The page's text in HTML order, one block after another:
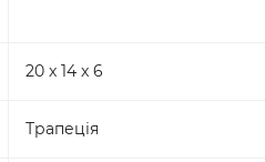
20 x 14 x 6
Трапеція